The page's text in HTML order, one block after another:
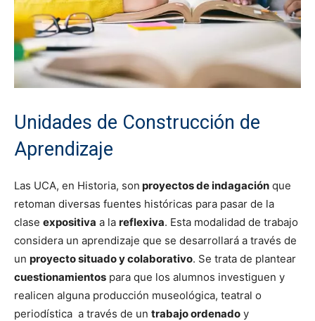
Unidades de Construcción de
Aprendizaje
Las UCA, en Historia, son proyectos de indagación que
retoman diversas fuentes históricas para pasar de la
clase expositiva a la reflexiva. Esta modalidad de trabajo
considera un aprendizaje que se desarrollará a través de
un proyecto situado y colaborativo. Se trata de plantear
cuestionamientos para que los alumnos investiguen y
realicen alguna producción museológica, teatral o
periodística a través de un trabajo ordenado y